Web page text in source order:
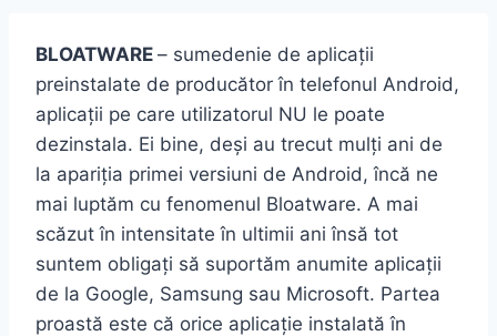
BLOATWARE – sumedenie de aplicații
preinstalate de producător în telefonul Android,
aplicații pe care utilizatorul NU le poate
dezinstala. Ei bine, deși au trecut mulți ani de
la apariția primei versiuni de Android, încă ne
mai luptăm cu fenomenul Bloatware. A mai
scăzut în intensitate în ultimii ani însă tot
suntem obligați să suportăm anumite aplicații
de la Google, Samsung sau Microsoft. Partea
proastă este că orice aplicație instalată în